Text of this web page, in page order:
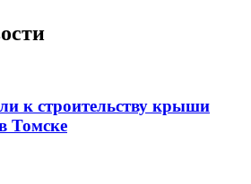
к строительству крыши
Томске